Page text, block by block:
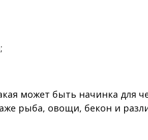
может быть начинка для
рыба, овощи, бекон и